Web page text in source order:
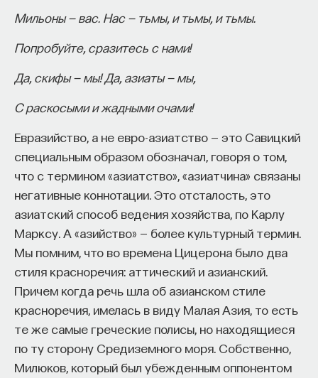
Мильоны — вас. Нас — тьмы, и тьмы, и тьмы.
Попробуйте, сразитесь с нами!
Да, скифы — мы! Да, азиаты — мы,
С раскосыми и жадными очами!
Евразийство, а не евро-азиатство — это Савицкий
специальным образом обозначал, говоря о том,
что с термином «азиатство», «азиатчина» связаны
негативные коннотации. Это отсталость, это
азиатский способ ведения хозяйства, по Карлу
Марксу. А «азийство» — более культурный термин.
Мы помним, что во времена Цицерона было два
стиля красноречия: аттический и азианский.
Причем когда речь шла об азианском стиле
красноречия, имелась в виду Малая Азия, то есть
те же самые греческие полисы, но находящиеся
по ту сторону Средиземного моря. Собственно,
Милюков, который был убежденным оппонентом
общества, вклад в то, каким оно будет.
то есть забота о том, как человек будет работать
эффективным окажется в команде и профессии.
Университет не всегда может точно
выпускника, но сама эта оптика тоже остается
отдельной идеологией. В зависимости от того,
в какой из этих логик работает университет,
у него будут совершенно разные ответы
на вопрос о целях образования».
Университет должен строить
будущее
«Есть представление о том, что университеты
готовят элиту, и отсюда возникает образ сложно
мыслящего, сложно устроенного человека.
Но здесь возникает и другой, гораздо более